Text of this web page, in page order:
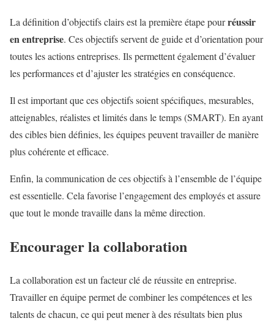
La définition d’objectifs clairs est la première étape pourréussir
en entreprise. Ces objectifs servent de guide et d’orientation pour
toutes les actions entreprises. Ils permettent également d’évaluer
les performances et d’ajuster les stratégies en conséquence.
Il est important que ces objectifs soient spécifiques, mesurables,
atteignables, réalistes et limités dans le temps (SMART). En ayant
des cibles bien définies, les équipes peuvent travailler de manière
plus cohérente et efficace.
Enfin, la communication de ces objectifs à l’ensemble de l’équipe
est essentielle. Cela favorise l’engagement des employés et assure
que tout le monde travaille dans la même direction.
Encourager la collaboration
La collaboration est un facteur clé de réussite en entreprise.
Travailler en équipe permet de combiner les compétences et les
talents de chacun, ce qui peut mener à des résultats bien plus